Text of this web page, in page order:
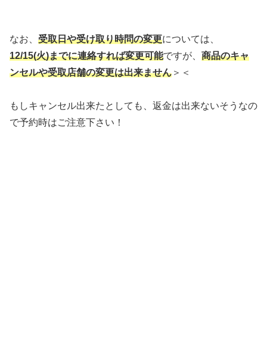
なお、 受取日や受け取り時問の変更については、
12/15(火)までに連絡すれば変更可能ですが、 商品のキャ
ンセルや受取店舗の変更は出来ません ＞＜
もしキャンセル出来たとしても、返金は出来ないそうなの
で予約時はご注意下さい！